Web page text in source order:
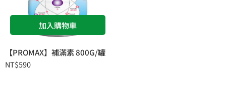
加入購物車
【PROMAX】補滿素 800G/罐
NT$590